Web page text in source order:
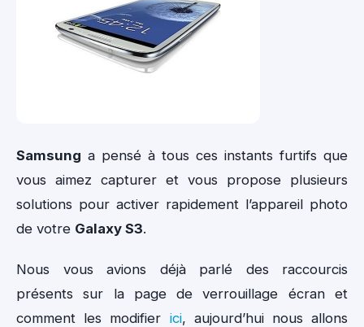
Samsung a pensé à tous ces instants furtifs que
vous aimez capturer et vous propose plusieurs
solutions pour activer rapidement l’appareil photo
de votre Galaxy S3.
Nous vous avions déjà parlé des raccourcis
présents sur la page de verrouillage écran et
comment les modifier ici, aujourd’hui nous allons